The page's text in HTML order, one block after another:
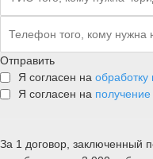
Отправить
Я согласен на
Я согласен на
За 1 договор, заключенный